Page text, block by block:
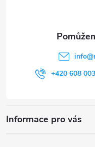
info@
+420 608
Informace pro vás